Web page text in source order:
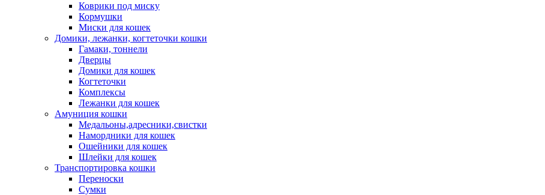
Коврики под миску
Кормушки
Миски для кошек
Домики, лежанки, когтеточки кошки
Гамаки, тоннели
Дверцы
Домики для кошек
Когтеточки
Комплексы
Лежанки для кошек
Амуниция кошки
Медальоны,адресники,свистки
Намордники для кошек
Ошейники для кошек
Шлейки для кошек
Транспортировка кошки
Переноски
Сумки